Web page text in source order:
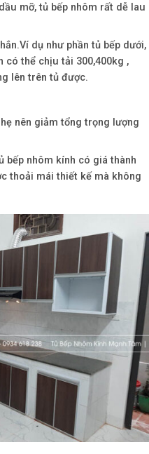
mỡ, tủ bếp nhôm rất dễ lau
dụ như phần tủ bếp dưới,
có thể chịu tải 300,400kg ,
lên trên tủ được.
nên giảm tổng trọng lượng
bếp nhôm kính có giá thành
thoải mái thiết kế mà không